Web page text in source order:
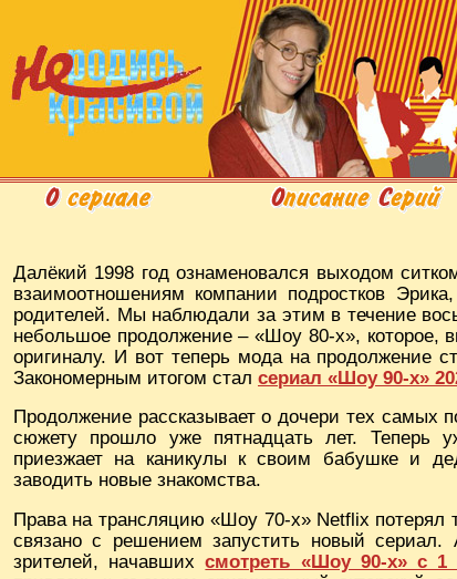
Далёкий 1998 год ознаменовался выходом
взаимоотношениям компании подростков
родителей. Мы наблюдали за этим в течение
небольшое продолжение – «Шоу 80-х», которое,
оригиналу. И вот теперь мода на продолжение
Закономерным итогом стал сериал «Шоу 90-х»
Продолжение рассказывает о дочери тех самых
сюжету прошло уже пятнадцать лет. Теперь
приезжает на каникулы к своим бабушке и
заводить новые знакомства.
Права на трансляцию «Шоу 70-х» Netflix потерял
связано с решением запустить новый
зрителей, начавшихсмотреть «Шоу 90-х» с 1